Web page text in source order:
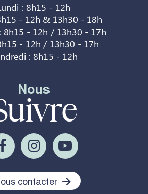
: 8h15 - 12h
- 12h & 13h30 - 18h
8h15 - 12h / 13h30 - 17h
- 12h / 13h30 - 17h
: 8h15 - 12h
Nous
contacter